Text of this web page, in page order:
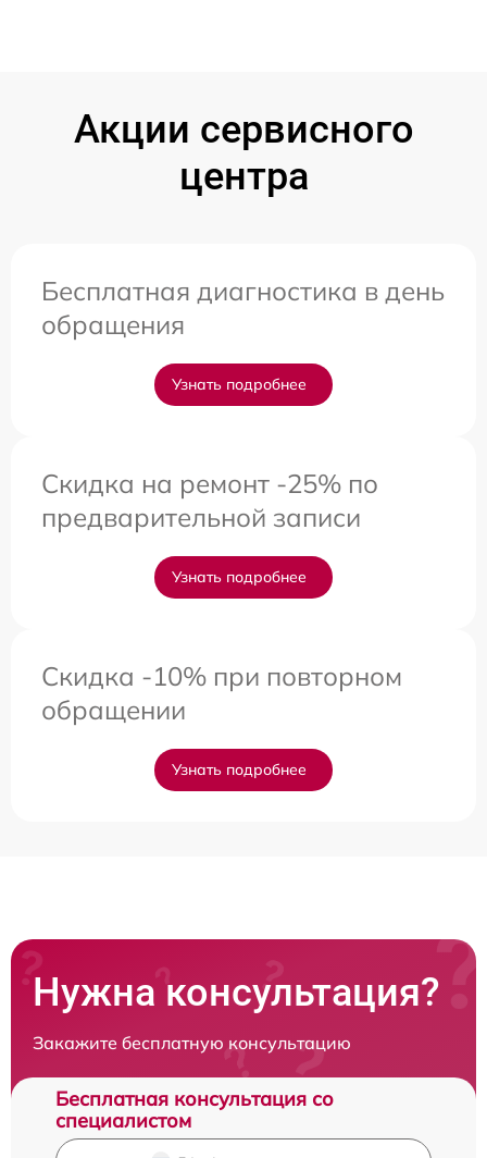
Акции сервисного
центра
Бесплатная диагностика в день
обращения
Узнать подробнее
Скидка на ремонт -25% по
предварительной записи
Узнать подробнее
Скидка -10% при повторном
обращении
Узнать подробнее
Нужна консультация?
Закажите бесплатную консультацию
Бесплатная консультация со
специалистом